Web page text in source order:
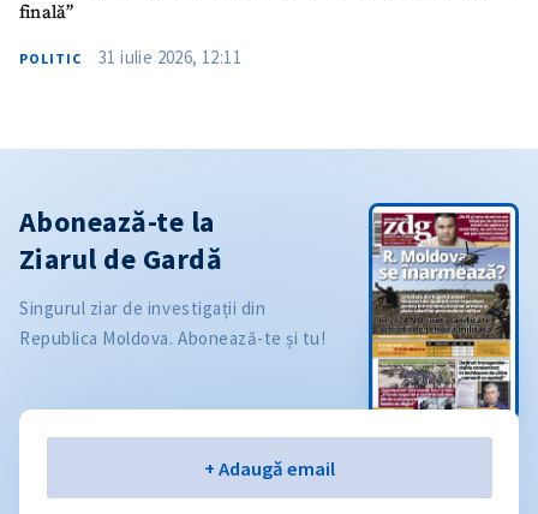
finală”
POLITIC 31 iulie 2026, 12:11
Abonează-te la
Ziarul de Gardă
Singurul ziar de investigații din
Republica Moldova. Abonează-te și tu!
+ Adaugă email